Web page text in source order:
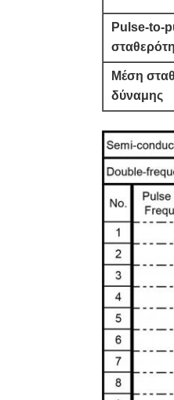
Pulse-to-
Μέση
δύναμης